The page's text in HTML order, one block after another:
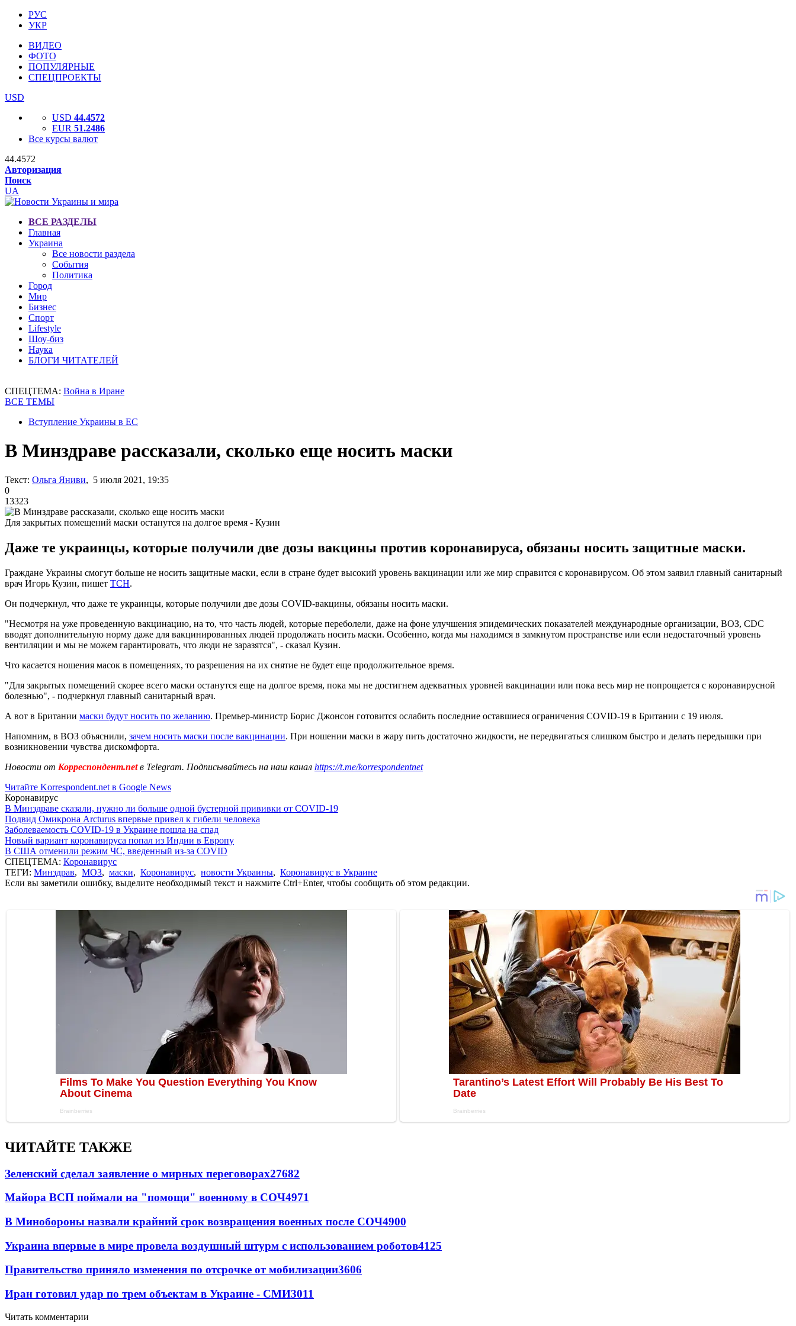
РУС
УКР
ВИДЕО
ФОТО
ПОПУЛЯРНЫЕ
СПЕЦПРОЕКТЫ
USD
USD 44.4572
EUR 51.2486
Все курсы валют
44.4572
Авторизация
Поиск
UA
ВСЕ РАЗДЕЛЫ
Главная
Украина
Все новости раздела
События
Политика
Город
Мир
Бизнес
Спорт
Lifestyle
Шоу-биз
Наука
БЛОГИ ЧИТАТЕЛЕЙ
СПЕЦТЕМА: Война в Иране
ВСЕ ТЕМЫ
Вступление Украины в ЕС
В Минздраве рассказали, сколько еще носить маски
Текст: Ольга Яниви, 5 июля 2021, 19:35
0
13323
Для закрытых помещений маски останутся на долгое время - Кузин
Даже те украинцы, которые получили две дозы вакцины против коронавируса, обязаны носить защитные маски.
Граждане Украины смогут больше не носить защитные маски, если в стране будет высокий уровень вакцинации или же мир справится с коронавирусом. Об этом заявил главный санитарный
врач Игорь Кузин, пишет ТСН.
Он подчеркнул, что даже те украинцы, которые получили две дозы COVID-вакцины, обязаны носить маски.
"Несмотря на уже проведенную вакцинацию, на то, что часть людей, которые переболели, даже на фоне улучшения эпидемических показателей международные организации, ВОЗ, CDC
вводят дополнительную норму даже для вакцинированных людей продолжать носить маски. Особенно, когда мы находимся в замкнутом пространстве или если недостаточный уровень
вентиляции и мы не можем гарантировать, что люди не заразятся", - сказал Кузин.
Что касается ношения масок в помещениях, то разрешения на их снятие не будет еще продолжительное время.
"Для закрытых помещений скорее всего маски останутся еще на долгое время, пока мы не достигнем адекватных уровней вакцинации или пока весь мир не попрощается с коронавирусной
болезнью", - подчеркнул главный санитарный врач.
А вот в Британии маски будут носить по желанию. Премьер-министр Борис Джонсон готовится ослабить последние оставшиеся ограничения COVID-19 в Британии с 19 июля.
Напомним, в ВОЗ объяснили, зачем носить маски после вакцинации. При ношении маски в жару пить достаточно жидкости, не передвигаться слишком быстро и делать передышки при
возникновении чувства дискомфорта.
Новости от Корреспондент.netв Telegram. Подписывайтесь на наш канал https://t.me/korrespondentnet
Читайте Korrespondent.net в Google News
Коронавирус
В Минздраве сказали, нужно ли больше одной бустерной прививки от COVID-19
Подвид Омикрона Arcturus впервые привел к гибели человека
Заболеваемость COVID-19 в Украине пошла на спад
Новый вариант коронавируса попал из Индии в Европу
В США отменили режим ЧС, введенный из-за COVID
СПЕЦТЕМА: Коронавирус
ТЕГИ: Минздрав, МОЗ, маски, Коронавирус, новости Украины, Коронавирус в Украине
Если вы заметили ошибку, выделите необходимый текст и нажмите Ctrl+Enter, чтобы сообщить об этом редакции.
ЧИТАЙТЕ ТАКЖЕ
Зеленский сделал заявление о мирных переговорах27682
Майора ВСП поймали на "помощи" военному в СОЧ4971
В Минобороны назвали крайний срок возвращения военных после СОЧ4900
Украина впервые в мире провела воздушный штурм с использованием роботов4125
Правительство приняло изменения по отсрочке от мобилизации3606
Иран готовил удар по трем объектам в Украине - СМИ3011
Читать комментарии